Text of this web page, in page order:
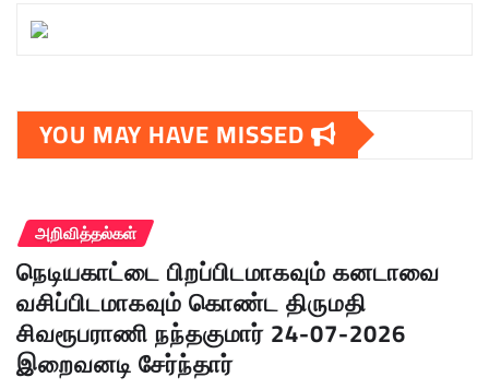
YOU MAY HAVE MISSED
அறிவித்தல்கள்
நெடியகாட்டை பிறப்பிடமாகவும் கனடாவை
வசிப்பிடமாகவும் கொண்ட திருமதி
சிவரூபராணி நந்தகுமார் 24-07-2026
இறைவனடி சேர்ந்தார்